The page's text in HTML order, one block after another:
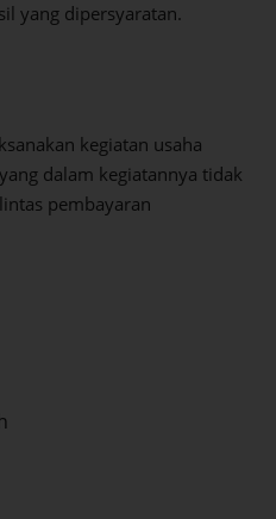
yang dipersyaratan.
kegiatan usaha
dalam kegiatannya tidak
pembayaran